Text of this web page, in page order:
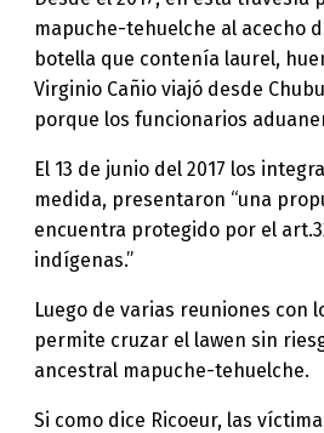
mapuche-tehuelche al acecho
botella que contenía laurel,
Virginio Cañio viajó desde
porque los funcionarios
El 13 de junio del 2017 los
medida, presentaron “una
encuentra protegido por el
indígenas.”
Luego de varias reuniones con
permite cruzar el lawen sin
ancestral mapuche-tehuelche.
Si como dice Ricoeur, las